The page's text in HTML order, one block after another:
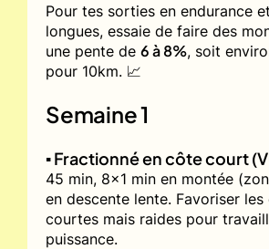
Pour tes sorties en endurance
longues, essaie de faire des
une pente de 6 à 8%, soit
pour 10km. 📈
Semaine 1
▪️ Fractionné en côte court
45 min, 8x1 min en montée
en descente lente. Favoriser les
courtes mais raides pour
puissance.